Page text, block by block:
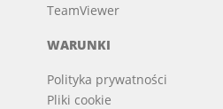
TeamViewer
WARUNKI
Polityka prywatności
Pliki cookie